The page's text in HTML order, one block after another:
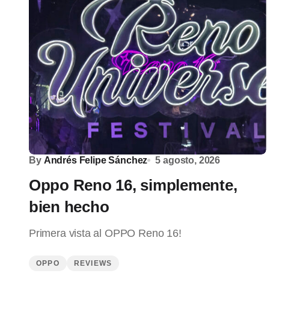
By Andrés Felipe Sánchez 5 agosto, 2026
Oppo Reno 16, simplemente,
bien hecho
Primera vista al OPPO Reno 16!
OPPO REVIEWS